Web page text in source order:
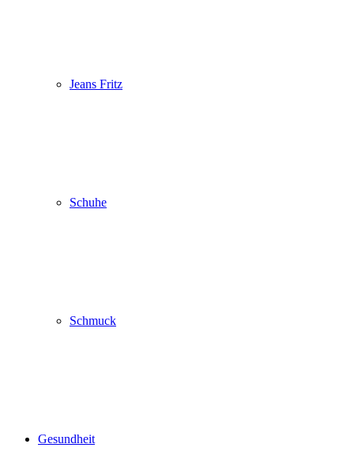
Jeans Fritz
Schuhe
Schmuck
Gesundheit